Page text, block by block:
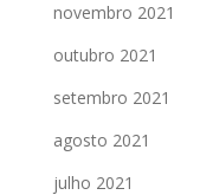
novembro 2021
outubro 2021
setembro 2021
agosto 2021
julho 2021